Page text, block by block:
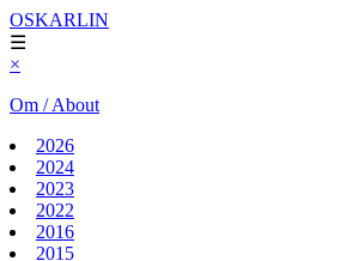
OSKARLIN
☰
×
Om / About
2026
2024
2023
2022
2016
2015